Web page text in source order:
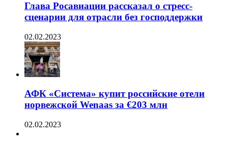
Глава Росавиации рассказал о стресс-
сценарии для отрасли без господдержки
02.02.2023
АФК «Система» купит российские отели
норвежской Wenaas за €203 млн
02.02.2023